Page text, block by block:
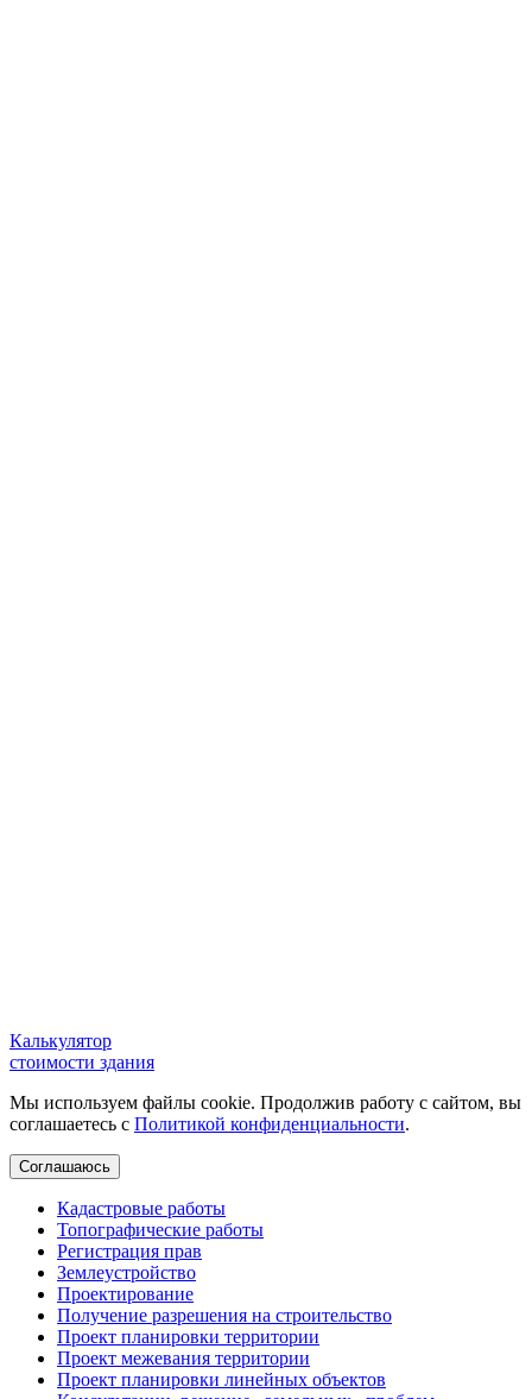
Калькулятор
стоимости здания
Мы используем файлы cookie. Продолжив работу с сайтом, вы
соглашаетесь с Политикой конфиденциальности.
Соглашаюсь
Кадастровые работы
Топографические работы
Регистрация прав
Землеустройство
Проектирование
Получение разрешения на строительство
Проект планировки территории
Проект межевания территории
Проект планировки линейных объектов